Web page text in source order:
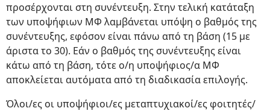
προσέρχονται στη συνέντευξη. Στην τελική κατάταξη
των υποψήφιων ΜΦ λαμβάνεται υπόψη ο βαθμός της
συνέντευξης, εφόσον είναι πάνω από τη βάση (15 με
άριστα το 30). Εάν ο βαθμός της συνέντευξης είναι
κάτω από τη βάση, τότε ο/η υποψήφιος/α ΜΦ
αποκλείεται αυτόματα από τη διαδικασία επιλογής.
Όλοι/ες οι υποψήφιοι/ες μεταπτυχιακοί/ες φοιτητές/